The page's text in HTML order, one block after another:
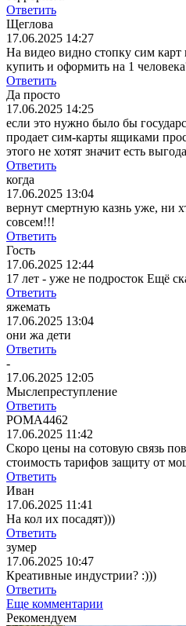
Ответить
Щеглова
17.06.2025 14:27
На видео видно стопку сим карт
купить и оформить на 1
Ответить
Да просто
17.06.2025 14:25
если это нужно было бы
продает сим-карты ящиками
этого не хотят значит есть
Ответить
когда
17.06.2025 13:04
вернут смертную казнь уже, ни
совсем!!!
Ответить
Гость
17.06.2025 12:44
17 лет - уже не подросток Ещё
Ответить
яжемать
17.06.2025 13:04
они жа дети
Ответить
-
17.06.2025 12:05
Мыслепреступление
Ответить
РОМА4462
17.06.2025 11:42
Скоро цены на сотовую связь
стоимость тарифов защиту от
Ответить
Иван
17.06.2025 11:41
На кол их посадят)))
Ответить
зумер
17.06.2025 10:47
Креативные индустрии? :)))
Ответить
Еще комментарии
Рекомендуем